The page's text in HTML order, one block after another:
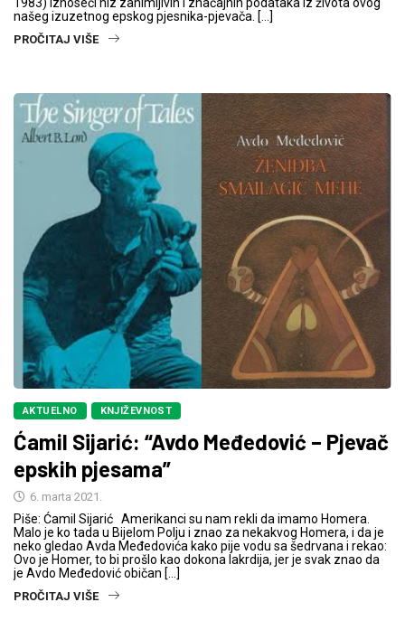
našeg izuzetnog epskog pjesnika-pjevača. […]
PROČITAJ VIŠE
AKTUELNO KNJIŽEVNOST
Ćamil Sijarić: “Avdo Međedović – Pjevač
epskih pjesama”
6. marta 2021.
Piše: Ćamil Sijarić Amerikanci su nam rekli da imamo Homera.
Malo je ko tada u Bijelom Polju i znao za nekakvog Homera, i da je
neko gledao Avda Međedovića kako pije vodu sa šedrvana i rekao:
Ovo je Homer, to bi prošlo kao dokona lakrdija, jer je svak znao da
je Avdo Međedović običan […]
PROČITAJ VIŠE